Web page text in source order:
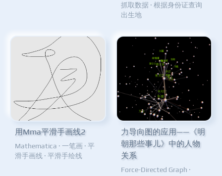
抓取数据 · 根据身份证查询
出生地
用Mma平滑手画线2
Mathematica · 一笔画 · 平
滑手画线 · 平滑手绘线
力导向图的应用——《明
朝那些事儿》中的人物
关系
Force-Directed Graph ·